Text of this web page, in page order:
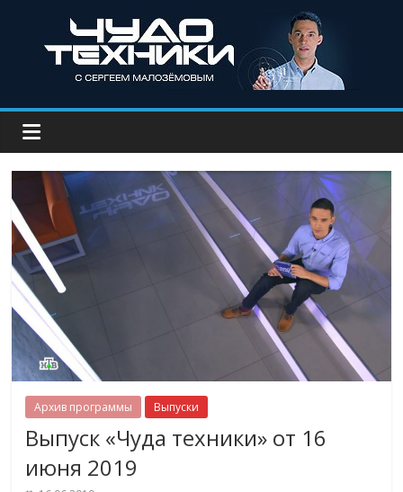
Архив программы Выпуски
Выпуск «Чуда техники» от 16
июня 2019